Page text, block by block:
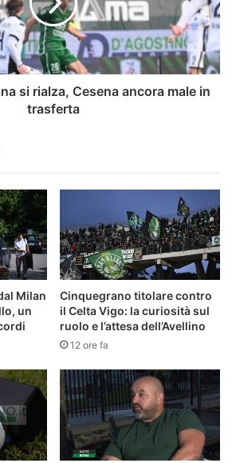
si rialza, Cesena ancora male in
trasferta
Milan
un
Cinquegrano titolare contro
il Celta Vigo: la curiosità sul
ruolo e l’attesa dell’Avellino
12 ore fa